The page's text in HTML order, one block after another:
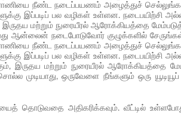
நீண்ட நடைப்பயணம் அழைத்துச்
இப்படிப் பல வழிகள் உள்ளன. நடைபயிற்சி
மற்றும் நுரையீரல் ஆரோக்கியத்தை
ஆன்லைன் நடைபோடுவோர் குழுக்களில்
நீண்ட நடைப்பயணம் அழைத்துச்
இப்படிப் பல வழிகள் உள்ளன. நடைபயிற்சி
இருதய மற்றும் நுரையீரல் ஆரோக்கியத்தை
முடியாது, ஒருவேளை நீங்களும் ஒரு யூடியூப்
தொடுவதை அதிகரிக்கவும். வீட்டில்